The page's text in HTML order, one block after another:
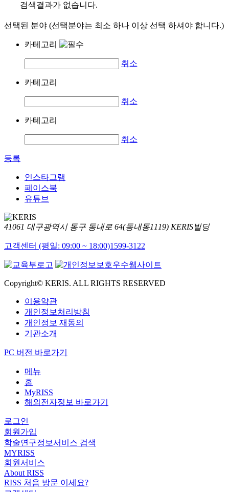
검색결과가 없습니다.
선택된 분야 (선택분야는 최소 하나 이상 선택 하셔야 합니다.)
카테고리
취소
카테고리
취소
카테고리
취소
등록
인스타그램
페이스북
유튜브
41061 대구광역시 동구 동내로 64(동내동1119) KERIS빌딩
고객센터 (평일: 09:00 ~ 18:00)1599-3122
Copyright© KERIS. ALL RIGHTS RESERVED
이용약관
개인정보처리방침
개인정보 재동의
기관소개
PC 버전 바로가기
메뉴
홈
MyRISS
해외전자정보 바로가기
로그인
회원가입
학술연구정보서비스 검색
MYRISS
회원서비스
About RISS
RISS 처음 방문 이세요?